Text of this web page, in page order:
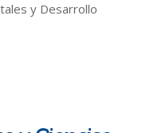
y Desarrollo